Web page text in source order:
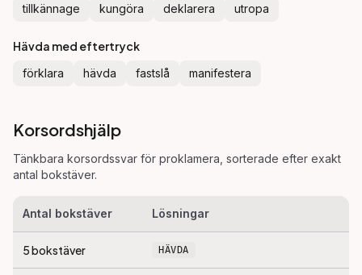
tillkännage kungöra deklarera utropa
Hävda med eftertryck
förklara hävda fastslå manifestera
Korsordshjälp
Tänkbara korsordssvar för proklamera , sorterade efter exakt
antal bokstäver.
Antal bokstäver Lösningar
5bokstäver HÄVDA